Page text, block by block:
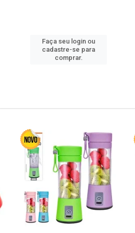
Faça seu login ou
cadastre-se para
comprar.